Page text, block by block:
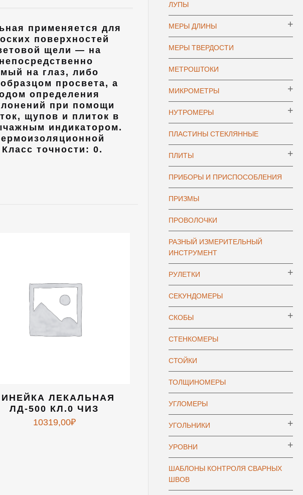
применяется для
поверхностей
щели — на
на глаз, либо
просвета, а
определения
при помощи
щупов и плиток в
индикатором.
точности: 0.
ЛЕКАЛЬНАЯ
ЛД-500 КЛ.0 ЧИЗ
10319,00₽
ЛУПЫ
МЕРЫ ДЛИНЫ
МЕРЫ ТВЕРДОСТИ
МЕТРОШТОКИ
МИКРОМЕТРЫ
НУТРОМЕРЫ
ПЛАСТИНЫ СТЕКЛЯННЫЕ
ПЛИТЫ
ПРИБОРЫ И ПРИСПОСОБЛЕНИЯ
ПРИЗМЫ
ПРОВОЛОЧКИ
РАЗНЫЙ ИЗМЕРИТЕЛЬНЫЙ
ИНСТРУМЕНТ
РУЛЕТКИ
СЕКУНДОМЕРЫ
СКОБЫ
СТЕНКОМЕРЫ
СТОЙКИ
ТОЛЩИНОМЕРЫ
УГЛОМЕРЫ
УГОЛЬНИКИ
УРОВНИ
ШАБЛОНЫ КОНТРОЛЯ СВАРНЫХ
ШВОВ